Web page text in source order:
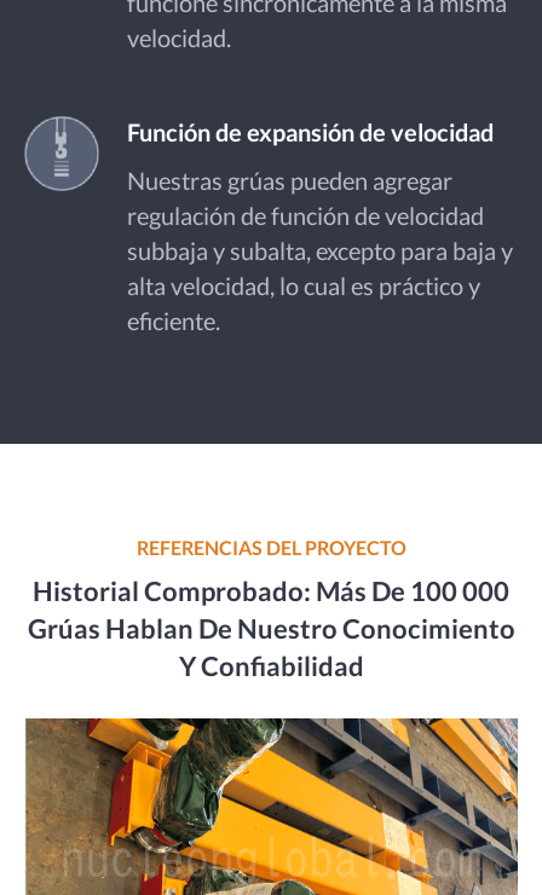
velocidad.
Función de expansión de velocidad
Nuestras grúas pueden agregar
regulación de función de velocidad
subbaja y subalta, excepto para baja y
alta velocidad, lo cual es práctico y
eficiente.
REFERENCIAS DEL PROYECTO
Historial Comprobado: Más De 100 000
Grúas Hablan De Nuestro Conocimiento
Y Confiabilidad